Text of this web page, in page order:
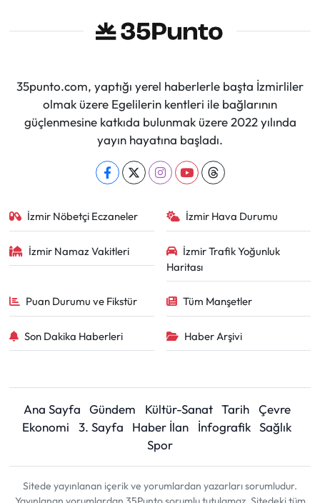
35punto.com, yaptığı yerel haberlerle başta İzmirliler
olmak üzere Egelilerin kentleri ile bağlarının
güçlenmesine katkıda bulunmak üzere 2022 yılında
yayın hayatına başladı.
İzmir Nöbetçi Eczaneler İzmir Hava Durumu
İzmir Namaz Vakitleri
İzmir Trafik Yoğunluk
Haritası
Puan Durumu ve Fikstür Tüm Manşetler
Son Dakika Haberleri Haber Arşivi
Ana Sayfa Gündem Kültür-Sanat Tarih
Çevre
Ekonomi
3. Sayfa Haber İlan İnfografik Sağlık
Spor
Sitede yayınlanan içerik ve yorumlardan yazarları sorumludur.